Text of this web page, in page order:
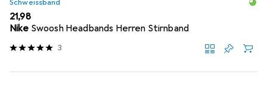
Schweissband
EUR
21,98
Nike Swoosh Headbands Herren Stirnband
3